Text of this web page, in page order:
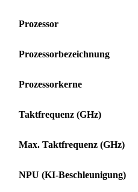
Prozessor
Prozessorbezeichnung
Prozessorkerne
Taktfrequenz (GHz)
Max. Taktfrequenz (GHz)
NPU (KI-Beschleunigung)